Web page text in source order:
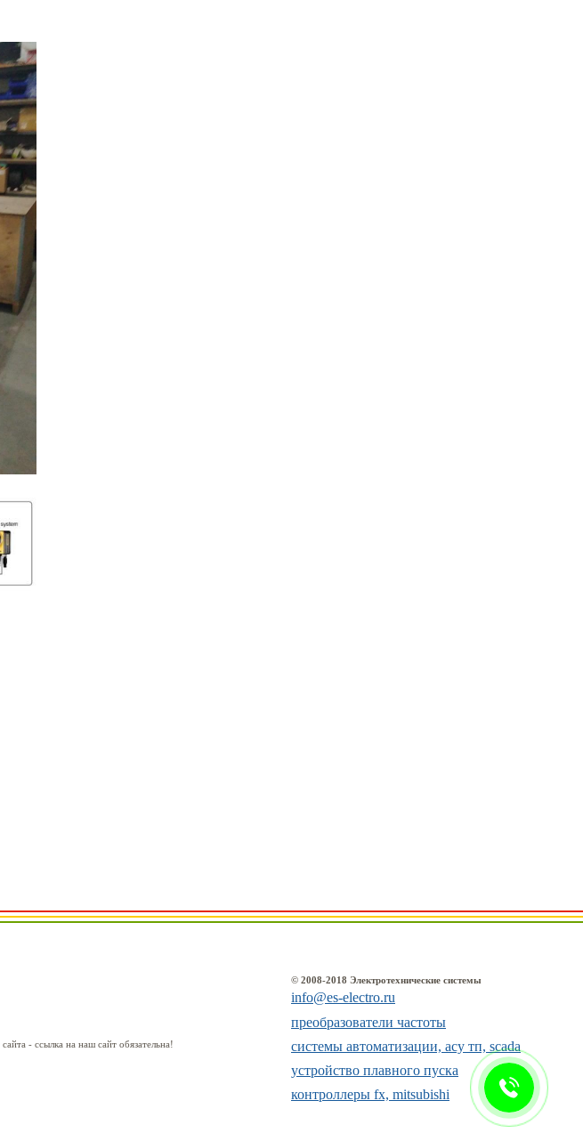
- ссылка на наш сайт обязательна!
© 2008-2018 Электротехнические системы
info@es-electro.ru
преобразователи частоты
системы автоматизации, асу тп, scada
устройство плавного пуска
контроллеры fx, mitsubishi